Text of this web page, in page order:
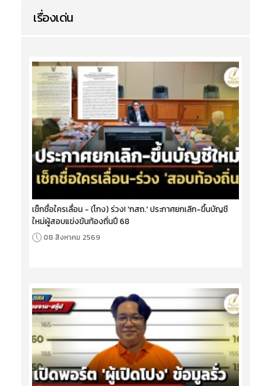
เรื่องเด่น
เช็กชื่อใครเลื่อน - (โกง) ร่วง! 'กสถ.' ประกาศยกเลิก-ขึ้นบัญชี
ใหม่ผู้สอบแข่งขันท้องถิ่นปี 68
08 สิงหาคม 2569